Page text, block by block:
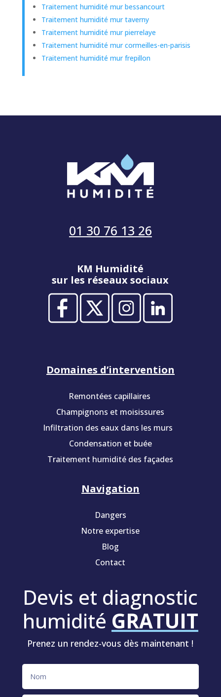
Traitement humidité mur bessancourt
Traitement humidité mur taverny
Traitement humidité mur pierrelaye
Traitement humidité mur cormeilles-en-parisis
Traitement humidité mur frepillon
01 30 76 13 26
KM Humidité
sur les réseaux sociaux
Domaines d’intervention
Remontées capillaires
Champignons et moisissures
Infiltration des eaux dans les murs
Condensation et buée
Traitement humidité des façades
Navigation
Dangers
Notre expertise
Blog
Contact
Devis et diagnostic
humidité GRATUIT
Prenez un rendez-vous dès maintenant !